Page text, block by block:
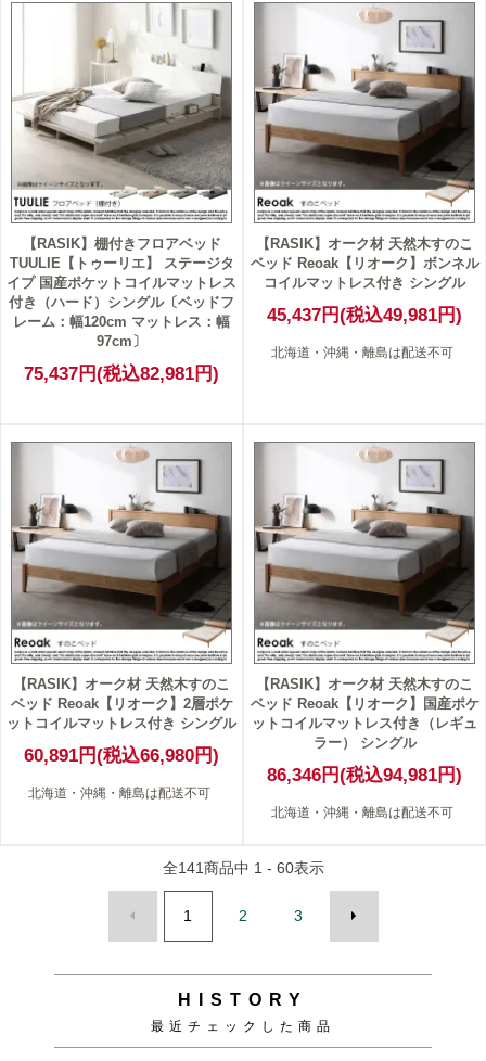
【RASIK】棚付きフロアベッド
TUULIE【トゥーリエ】 ステージタ
イプ 国産ポケットコイルマットレス
付き（ハード）シングル〔ベッドフ
レーム：幅120cm マットレス：幅
97cm〕
75,437円(税込82,981円)
【RASIK】オーク材 天然木すのこ
ベッド Reoak【リオーク】ボンネル
コイルマットレス付き シングル
45,437円(税込49,981円)
北海道・沖縄・離島は配送不可
【RASIK】オーク材 天然木すのこ
ベッド Reoak【リオーク】2層ポケ
ットコイルマットレス付き シングル
60,891円(税込66,980円)
北海道・沖縄・離島は配送不可
【RASIK】オーク材 天然木すのこ
ベッド Reoak【リオーク】国産ポケ
ットコイルマットレス付き（レギュ
ラー） シングル
86,346円(税込94,981円)
北海道・沖縄・離島は配送不可
全141商品中 1 - 60表示
1 2 3
HISTORY
最近チェックした商品